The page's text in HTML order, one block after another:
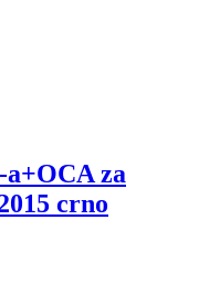
a+OCA za
crno